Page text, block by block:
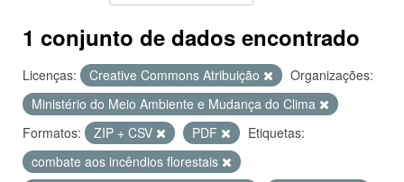
1 conjunto de dados encontrado
Licenças: Creative Commons Atribuição
Organizações:
Ministério do Meio Ambiente e Mudança do Clima
Formatos:
ZIP + CSV PDF
Etiquetas:
combate aos incêndios florestais